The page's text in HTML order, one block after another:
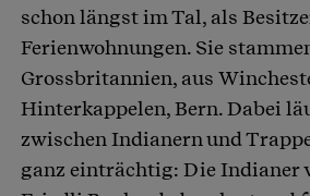
schon längst im Tal, als
Ferienwohnungen. Sie
Grossbritannien, aus
Hinterkappelen, Bern. Dabei
zwischen Indianern und
ganz einträchtig: Die Indianer